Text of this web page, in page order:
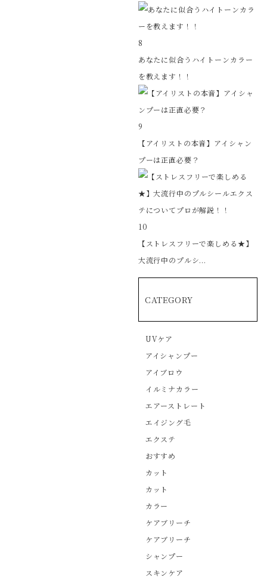
8
あなたに似合うハイトーンカラー
を教えます！！
9
【アイリストの本音】アイシャン
プーは正直必要？
10
【ストレスフリーで楽しめる★】
大流行中のプルシ...
CATEGORY
UVケア
アイシャンプー
アイブロウ
イルミナカラー
エアーストレート
エイジング毛
エクステ
おすすめ
カット
カット
カラー
ケアブリーチ
ケアブリーチ
シャンプー
スキンケア